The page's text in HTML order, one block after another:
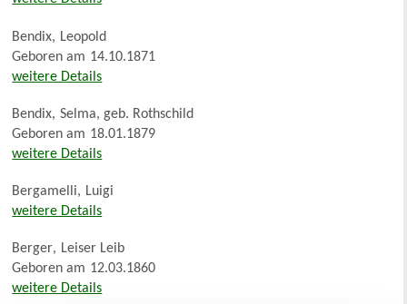
Bendix, Leopold
Geboren am 14.10.1871
weitere Details
Bendix, Selma, geb. Rothschild
Geboren am 18.01.1879
weitere Details
Bergamelli, Luigi
weitere Details
Berger, Leiser Leib
Geboren am 12.03.1860
weitere Details